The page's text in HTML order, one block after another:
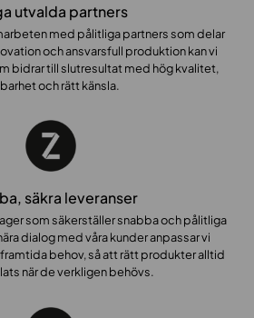
utvalda partners
med pålitliga partners som delar
och ansvarsfull produktion kan vi
bidrar till slutresultat med hög kvalitet,
och rätt känsla.
säkra leveranser
som säkerställer snabba och pålitliga
dialog med våra kunder anpassar vi
behov, så att rätt produkter alltid
när de verkligen behövs.